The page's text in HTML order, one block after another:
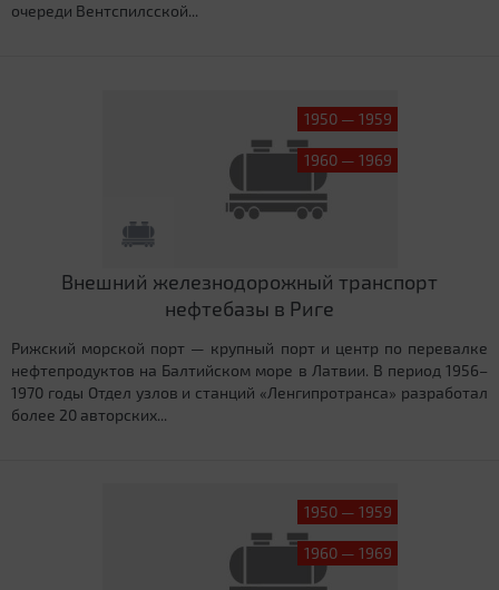
очереди Вентспилсской...
1950 — 1959
1960 — 1969
Внешний железнодорожный транспорт
нефтебазы в Риге
Рижский морской порт — крупный порт и центр по перевалке
нефтепродуктов на Балтийском море в Латвии. В период 1956–
1970 годы Отдел узлов и станций «Ленгипротранса» разработал
более 20 авторских...
1950 — 1959
1960 — 1969